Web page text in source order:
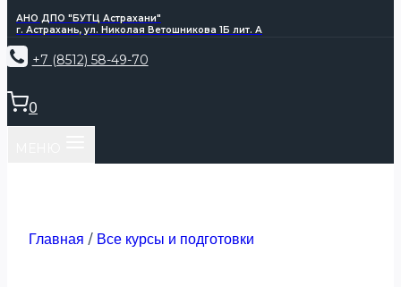
АНО ДПО "БУТЦ Астрахани"
г. Астрахань, ул. Николая Ветошникова 1Б лит. А
+7 (8512) 58-49-70
0
Главная / Все курсы и подготовки